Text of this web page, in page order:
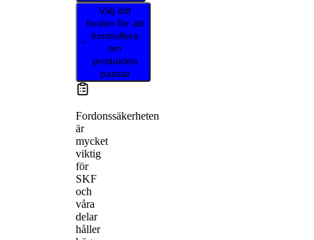
Välj ditt
fordon för att
kontrollera
om
produkten
passar
Fordonssäkerheten
är
mycket
viktig
för
SKF
och
våra
delar
håller